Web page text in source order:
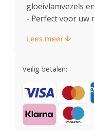
gloeivlamvezels
- Perfect voor uw
Lees meer
Veilig betalen: